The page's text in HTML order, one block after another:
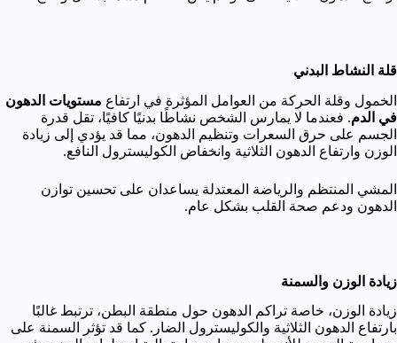
قلة النشاط البدني
الخمول وقلة الحركة من العوامل المؤثرة في ارتفاع مستويات الدهون
في الدم. فعندما لا يمارس الشخص نشاطًا بدنيًا كافيًا، تقل قدرة
الجسم على حرق السعرات وتنظيم الدهون، مما قد يؤدي إلى زيادة
الوزن وارتفاع الدهون الثلاثية وانخفاض الكوليسترول النافع.
المشي المنتظم والرياضة المعتدلة يساعدان على تحسين توازن
الدهون ودعم صحة القلب بشكل عام.
زيادة الوزن والسمنة
زيادة الوزن، خاصة تراكم الدهون حول منطقة البطن، ترتبط غالبًا
بارتفاع الدهون الثلاثية والكوليسترول الضار. كما قد تؤثر السمنة على